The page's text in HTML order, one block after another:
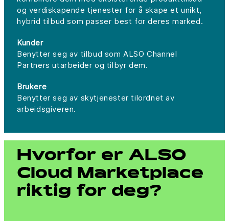
og verdiskapende tjenester for å skape et unikt,
hybrid tilbud som passer best for deres marked.
Kunder
Benytter seg av tilbud som ALSO Channel
Partners utarbeider og tilbyr dem.
Brukere
Benytter seg av skytjenester tilordnet av
arbeidsgiveren.
Hvorfor er ALSO
Cloud Marketplace
riktig for deg?